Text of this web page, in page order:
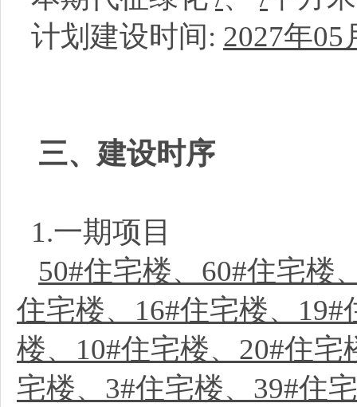
计划建设时间: 2027年05
三、建设时序
1.一期项目
50#住宅楼、60#住宅楼
住宅楼、16#住宅楼、
楼、10#住宅楼、20#住
宅楼、3#住宅楼、39#住